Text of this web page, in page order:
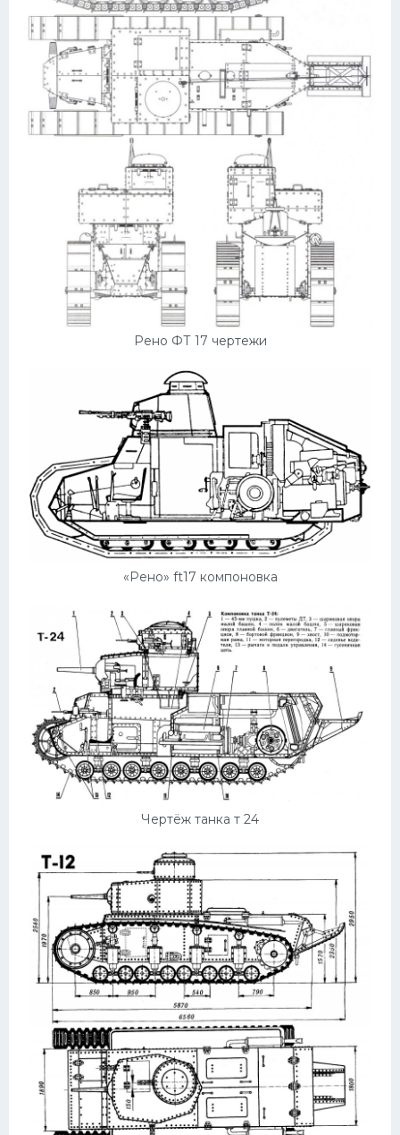
Рено ФТ 17 чертежи
«Рено» ft17 компоновка
Чертёж танка т 24